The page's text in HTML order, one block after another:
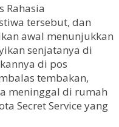
Rahasia
tersebut, dan
awal menunjukkan
senjatanya di
di pos
tembakan,
meninggal di rumah
Secret Service yang